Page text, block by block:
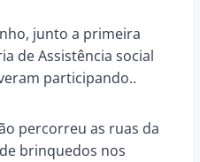
junto a primeira
de Assistência social
participando..
percorreu as ruas da
brinquedos nos